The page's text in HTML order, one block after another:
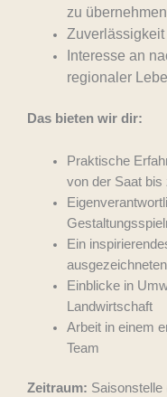
zu übernehmen
Interesse an
regionaler
Das bieten wir dir:
Praktische
von der Saat bis
Ein
Einblicke in
Landwirtschaft
Arbeit in einem
Team
Zeitraum: Saisonstelle